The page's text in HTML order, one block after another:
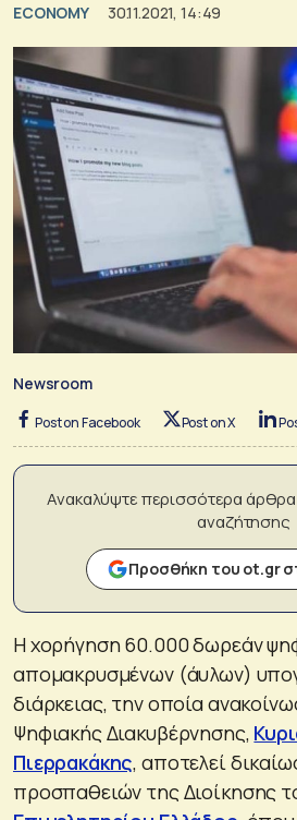
ECONOMY 30.11.2021, 14:49
Newsroom
Post on Facebook Post on X
Ανακαλύψτε περισσότερα
αναζήτησης
Προσθήκη του ot.gr
Η χορήγηση 60.000 δωρεάν
απομακρυσμένων (άυλων)
διάρκειας, την οποία
Ψηφιακής Διακυβέρνησης,
Πιερρακάκης, αποτελεί
προσπαθειών της Διοίκησης